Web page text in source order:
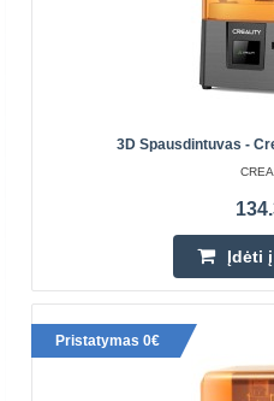
Creality 3D Halot-R6
aukščiausios kokybės
Prekių Pristatymas 4-6 D.d.
Įdėti į
Pridėti prie
3D Spausdintuvas -
Įdėti
Pristatymas 0€